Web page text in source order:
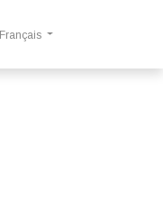
Français